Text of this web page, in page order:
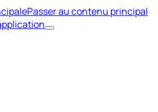
Passer au contenu principal